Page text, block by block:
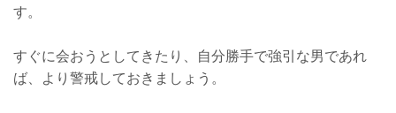
す。
すぐに会おうとしてきたり、自分勝手で強引な男であれ
ば、より警戒しておきましょう。